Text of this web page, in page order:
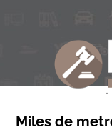
Miles de